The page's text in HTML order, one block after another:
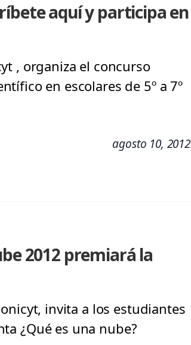
aquí y participa en
, organiza el concurso
en escolares de 5º a 7º
agosto 10, 2012
2012 premiará la
invita a los estudiantes
¿Qué es una nube?